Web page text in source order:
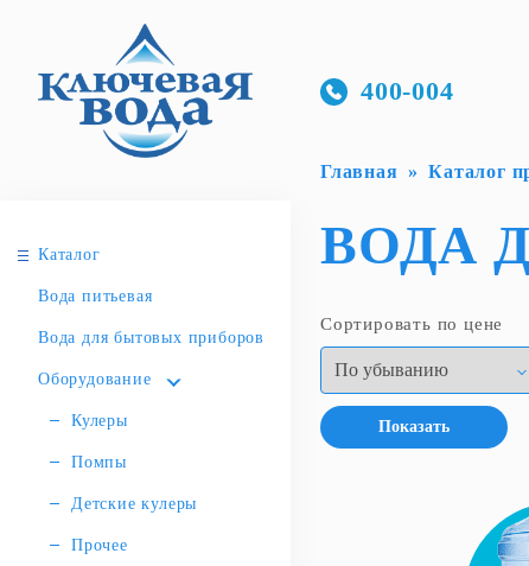
Каталог
Вода питьевая
Вода для бытовых приборов
Оборудование
Кулеры
Помпы
Детские кулеры
Прочее
400-004
Главная Каталог
ВОДА
Сортировать по цене
Показать